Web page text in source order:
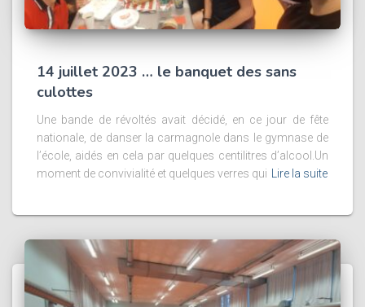
14 juillet 2023 … le banquet des sans
culottes
Une bande de révoltés avait décidé, en ce jour de fête
nationale, de danser la carmagnole dans le gymnase de
l’école, aidés en cela par quelques centilitres d’alcool.Un
moment de convivialité et quelques verres qui Lire la suite